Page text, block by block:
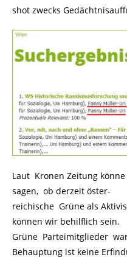
shot zwecks
Laut Kronen Zeitung
sagen, ob derzeit öster-
reichische Grüne als
können wir behilflich sein.
Grüne Parteimitglieder
Behauptung ist keine